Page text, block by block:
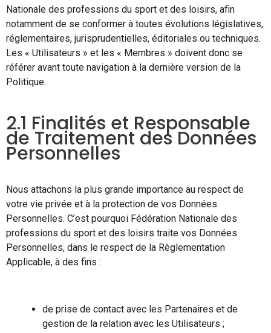
Nationale des professions du sport et des loisirs, afin
notamment de se conformer à toutes évolutions législatives,
réglementaires, jurisprudentielles, éditoriales ou techniques.
Les « Utilisateurs » et les « Membres » doivent donc se
référer avant toute navigation à la dernière version de la
Politique.
2.1 Finalités et Responsable
de Traitement des Données
Personnelles
Nous attachons la plus grande importance au respect de
votre vie privée et à la protection de vos Données
Personnelles. C’est pourquoi Fédération Nationale des
professions du sport et des loisirs traite vos Données
Personnelles, dans le respect de la Règlementation
Applicable, à des fins :
de prise de contact avec les Partenaires et de
gestion de la relation avec les Utilisateurs ;